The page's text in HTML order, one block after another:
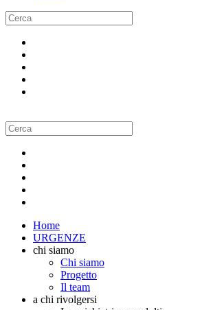
Home
URGENZE
chi siamo
Chi siamo
Progetto
Il team
a chi rivolgersi